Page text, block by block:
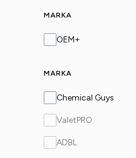
MARKA
MarkaOEM+
MARKA
MarkaChemical Guys
ValetPRO
ADBL